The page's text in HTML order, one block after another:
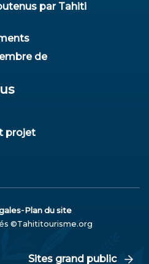
par Tahiti
de
projet
-Plan du site
©Tahititourisme.org
Sites grand public